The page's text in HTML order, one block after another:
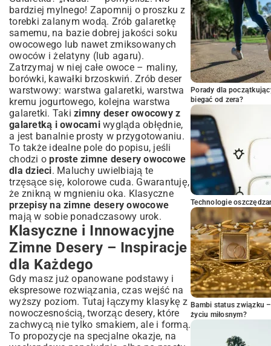
bardziej mylnego! Zapomnij o proszku z
torebki zalanym wodą. Zrób galaretkę
samemu, na bazie dobrej jakości soku
owocowego lub nawet zmiksowanych
owoców i żelatyny (lub agaru).
Zatrzymaj w niej całe owoce – maliny,
borówki, kawałki brzoskwiń. Zrób deser
warstwowy: warstwa galaretki, warstwa
kremu jogurtowego, kolejna warstwa
galaretki. Taki zimny deser owocowy z
galaretką i owocamiwygląda obłędnie,
a jest banalnie prosty w przygotowaniu.
To także idealne pole do popisu, jeśli
chodzi oproste zimne desery owocowe
dla dzieci. Maluchy uwielbiają te
trzęsące się, kolorowe cuda. Gwarantuję,
że znikną w mgnieniu oka. Klasyczne
przepisy na zimne desery owocowe
mają w sobie ponadczasowy urok.
Klasyczne i Innowacyjne
Zimne Desery – Inspiracje
dla Każdego
Gdy masz już opanowane podstawy i
ekspresowe rozwiązania, czas wejść na
wyższy poziom. Tutaj łączymy klasykę z
nowoczesnością, tworząc desery, które
zachwycą nie tylko smakiem, ale i formą.
To propozycje na specjalne okazje, na
Porady dla
biegać od zera?
Technologie
Bambi status związku
życiu miłosnym?